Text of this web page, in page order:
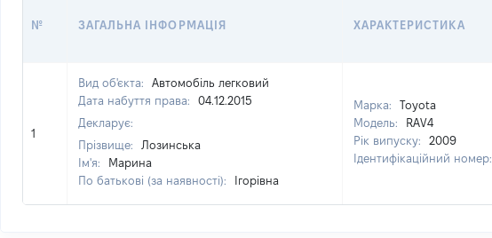
№ ЗАГАЛЬНА ІНФОРМАЦІЯ ХАРАКТЕРИСТИКА
1
Вид об'єкта:
Автомобіль легковий
Дата набуття права:
04.12.2015
Декларує:
Прізвище:
Лозинська
Ім'я:
Марина
По батькові (за наявності):
Ігорівна
Марка:
Toyota
Модель:
RAV4
Рік випуску:
2009
Ідентифікаційний номер: